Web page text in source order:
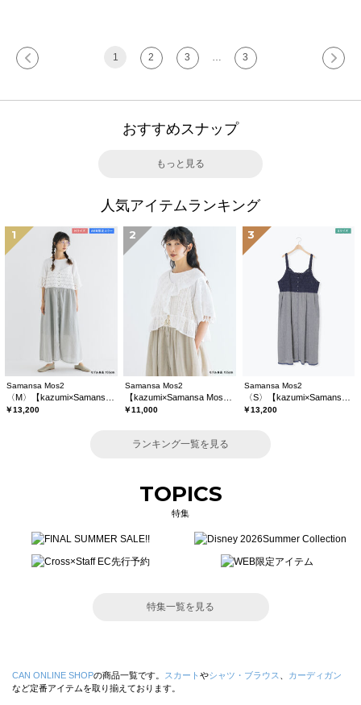
1 2 3 3
おすすめスナップ
もっと見る
人気アイテムランキング
1
Samansa Mos2
￥13,200
2
Samansa Mos2
￥11,000
3
Samansa Mos2
￥13,200
ランキング一覧を見る
TOPICS
特集
特集一覧を見る
CAN ONLINE SHOPの商品一覧です。 スカート やシャツ・ブラウス
カーディガン
など定番アイテムを取り揃えております。